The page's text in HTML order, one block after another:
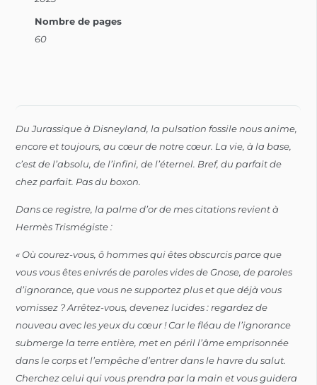
Nombre de pages
60
Du Jurassique à Disneyland, la pulsation fossile nous anime,
encore et toujours, au cœur de notre cœur. La vie, à la base,
c’est de l’absolu, de l’infini, de l’éternel. Bref, du parfait de
chez parfait. Pas du boxon.
Dans ce registre, la palme d’or de mes citations revient à
Hermès Trismégiste :
« Où courez-vous, ô hommes qui êtes obscurcis parce que
vous vous êtes enivrés de paroles vides de Gnose, de paroles
d’ignorance, que vous ne supportez plus et que déjà vous
vomissez ? Arrêtez-vous, devenez lucides : regardez de
nouveau avec les yeux du cœur ! Car le fléau de l’ignorance
submerge la terre entière, met en péril l’âme emprisonnée
dans le corps et l’empêche d’entrer dans le havre du salut.
Cherchez celui qui vous prendra par la main et vous guidera